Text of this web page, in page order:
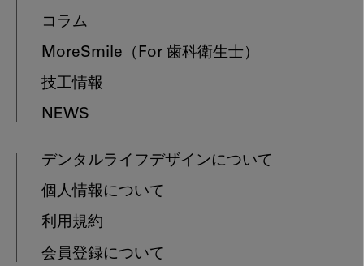
コラム
MoreSmile （For 歯科衛生士）
技工情報
NEWS
デンタルライフデザインについて
個人情報について
利用規約
会員登録について